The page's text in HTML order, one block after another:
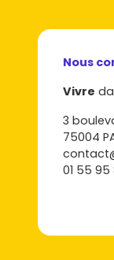
Nous
Vivre
3
75004
01 55 95